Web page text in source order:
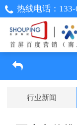
热线电话：
行业新闻